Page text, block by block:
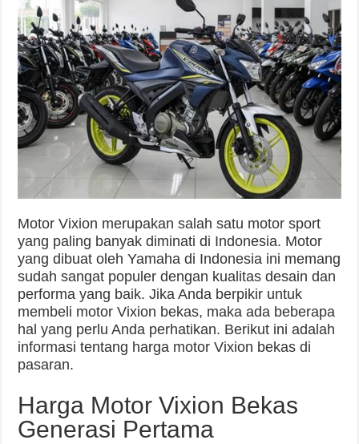
Motor Vixion merupakan salah satu motor sport
yang paling banyak diminati di Indonesia. Motor
yang dibuat oleh Yamaha di Indonesia ini memang
sudah sangat populer dengan kualitas desain dan
performa yang baik. Jika Anda berpikir untuk
membeli motor Vixion bekas, maka ada beberapa
hal yang perlu Anda perhatikan. Berikut ini adalah
informasi tentang harga motor Vixion bekas di
pasaran.
Harga Motor Vixion Bekas
Generasi Pertama